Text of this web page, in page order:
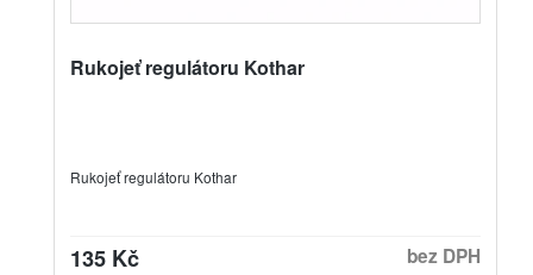
Rukojeť regulátoru Kothar
Rukojeť regulátoru Kothar
135 Kč bez DPH